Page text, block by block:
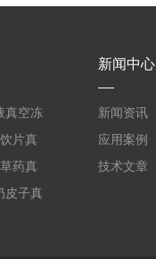
真空冻
片真
药真
皮子真
新闻中心
新闻资讯
应用案例
技术文章